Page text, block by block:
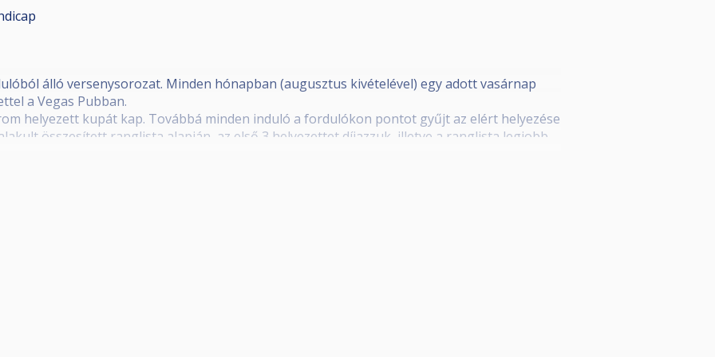
álló versenysorozat. Minden hónapban (augusztus kivételével) egy adott vasárnap
a Vegas Pubban.
helyezett kupát kap. Továbbá minden induló a fordulókon pontot gyűjt az elért helyezése
összesített ranglista alapján, az első 3 helyezettet díjazzuk, illetve a ranglista legjobb
Szeged Grand Prix Döntő” versenyre. A döntőbe jutás feltétele még a legalább 6 fordulón